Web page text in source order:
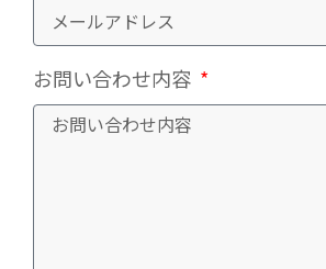
お問い合わせ内容